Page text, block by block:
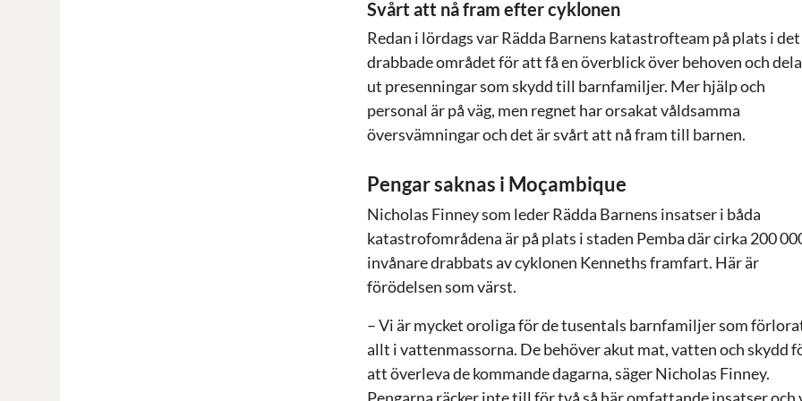
Svårt att nå fram efter cyklonen
Redan i lördags var Rädda Barnens katastrofteam på plats i det
drabbade området för att få en överblick över behoven och dela
ut presenningar som skydd till barnfamiljer. Mer hjälp och
personal är på väg, men regnet har orsakat våldsamma
översvämningar och det är svårt att nå fram till barnen.
Pengar saknas i Moçambique
Nicholas Finney som leder Rädda Barnens insatser i båda
katastrofområdena är på plats i staden Pemba där cirka 200
invånare drabbats av cyklonen Kenneths framfart. Här är
förödelsen som värst.
– Vi är mycket oroliga för de tusentals barnfamiljer som
allt i vattenmassorna. De behöver akut mat, vatten och skydd
att överleva de kommande dagarna, säger Nicholas Finney.